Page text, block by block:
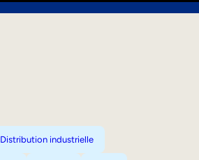
Distribution industrielle